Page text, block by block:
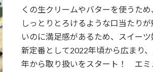
くの生クリームやバターを使うため
しっとりとろけるような口当たり
いのに満足感があるため、スイー
新定番として2022年頃から広まり
年から取り扱いをスタート！ エミ